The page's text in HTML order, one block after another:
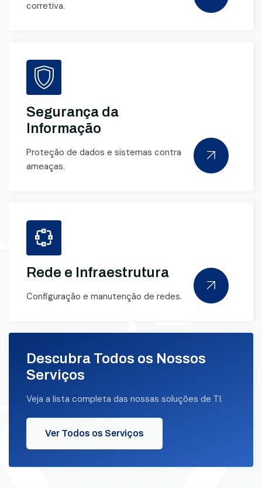
corretiva.
Segurança da
Informação
Proteção de dados e sistemas contra
ameaças.
Rede e Infraestrutura
Configuração e manutenção de redes.
Descubra Todos os Nossos
Serviços
Veja a lista completa das nossas soluções de TI.
Ver Todos os Serviços